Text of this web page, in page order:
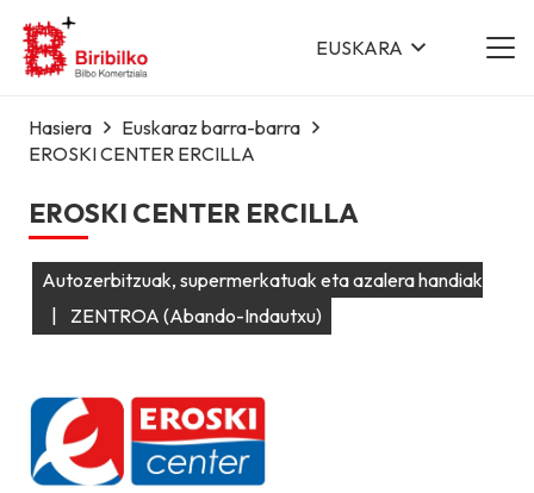
EUSKARA
Hasiera
Euskaraz barra-barra
EROSKI CENTER ERCILLA
EROSKI CENTER ERCILLA
Autozerbitzuak, supermerkatuak eta azalera handiak
ZENTROA (Abando-Indautxu)